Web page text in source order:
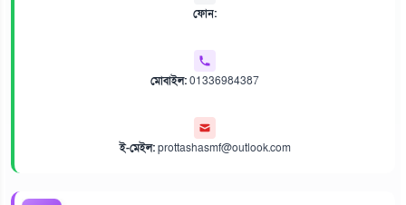
ফোন:
মোবাইল:01336984387
ই-মেইল:prottashasmf@outlook.com